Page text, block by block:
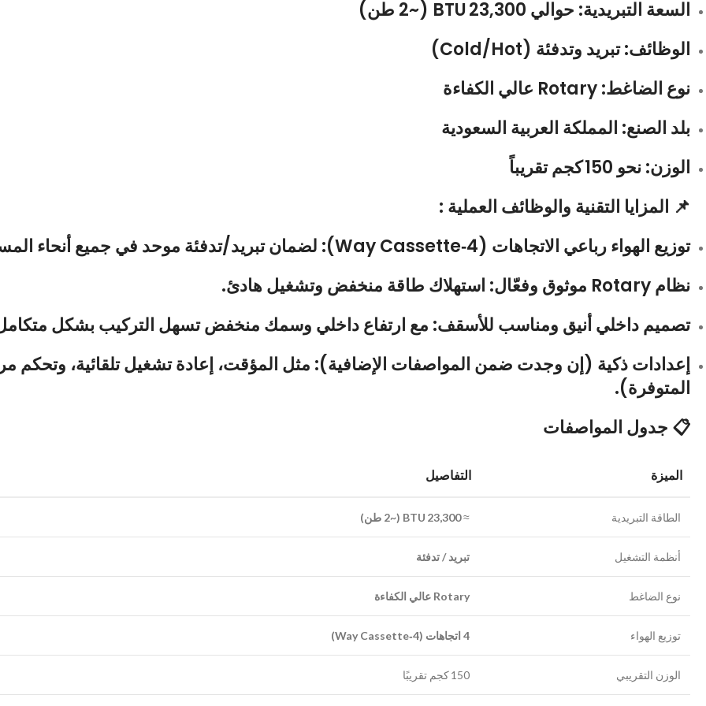
السعة التبريدية: حوالي 23,300 BTU
(~2 طن)
الوظائف:تبريد وتدفئة (Cold/Hot)
نوع الضاغط:
بلد الصنع: المملكة العربية السعودية
الوزن:نحو 150 كجم
تقريباً
📌 المزايا التقنية والوظائف العملية :
توزيع الهواء رباعي الاتجاهات (4‑Way Cassette)
: لضمان تبريد/تدفئة موحد في جميع أنحاء
نظام Rotary موثوق وفعّال
: استهلاك طاقة منخفض وتشغيل هادئ.
تصميم داخلي أنيق ومناسب للأسقف: مع ارتفاع داخلي وسمك منخفض تسهل التركيب بشكل
إعدادات ذكية (إن وجدت ضمن المواصفات الإضافية): مثل المؤقت، إعادة تشغيل تلقائية،
المتوفرة).
📋 جدول المواصفات
الميزة التفاصيل
الطاقة التبريدية ≈23,300 BTU (~2 طن)
أنظمة التشغيل تبريد / تدفئة
نوع الضاغط Rotary عالي الكفاءة
توزيع الهواء 4 اتجاهات (4‑Way Cassette)
الوزن التقريبي 150 كجم تقريبًا